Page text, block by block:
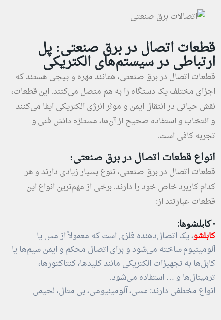
قطعات اتصال در برق صنعتی: پل
ارتباطی در سیستم‌های الکتریکی
قطعات اتصال در برق صنعتی، همانند مهره و پیچی هستند که
اجزای مختلف یک دستگاه را به هم متصل می‌کنند. این قطعات،
نقش حیاتی در انتقال ایمن و موثر انرژی الکتریکی ایفا می‌کنند
و انتخاب و استفاده صحیح از آن‌ها، مستلزم دانش فنی و
تجربه کافی است.
انواع قطعات اتصال در برق صنعتی:
قطعات اتصال در برق صنعتی، تنوع بسیار زیادی دارند و هر
کدام کاربرد خاص خود را دارند. برخی از مهم‌ترین انواع این
قطعات عبارتند از:
· کابلشوها:
کابلشو، یک اتصال‌دهنده فلزی است که معمولاً از مس یا
آلومینیوم ساخته می‌شود و برای اتصال محکم و ایمن سیم‌ها یا
کابل‌ها به تجهیزات الکتریکی مانند کلیدها، کنتاکتورها،
ترمینال‌ها و … استفاده می‌شود.
انواع مختلفی دارند: مسی، آلومینیومی، بی متال، لحیمی